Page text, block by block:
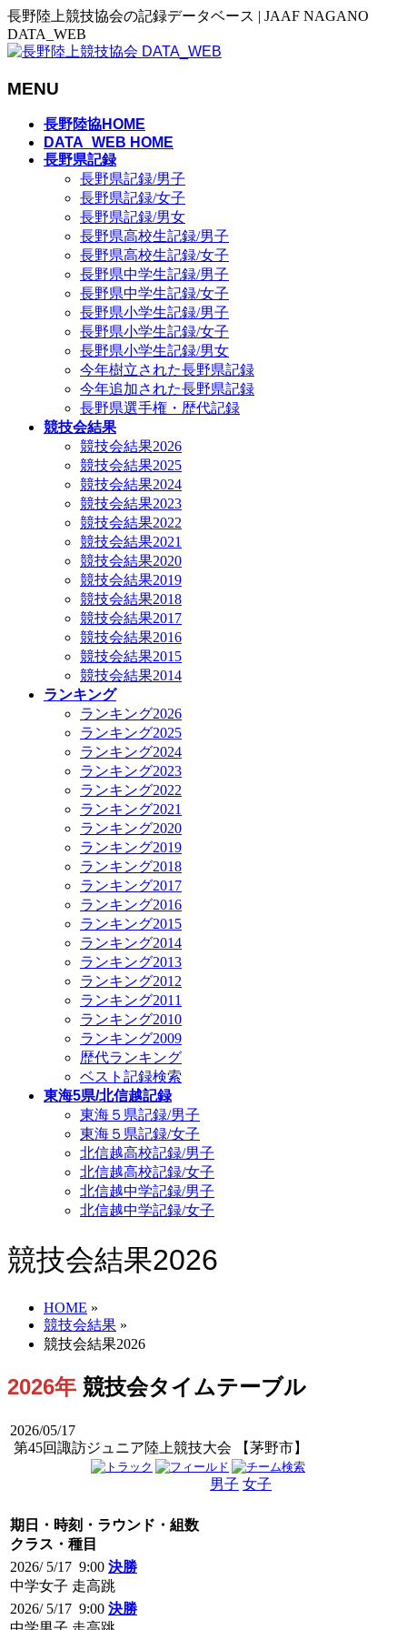
長野陸上競技協会の記録データベース | JAAF NAGANO
DATA_WEB
MENU
長野陸協HOME
DATA_WEB HOME
長野県記録
長野県記録/男子
長野県記録/女子
長野県記録/男女
長野県高校生記録/男子
長野県高校生記録/女子
長野県中学生記録/男子
長野県中学生記録/女子
長野県小学生記録/男子
長野県小学生記録/女子
長野県小学生記録/男女
今年樹立された長野県記録
今年追加された長野県記録
長野県選手権・歴代記録
競技会結果
競技会結果2026
競技会結果2025
競技会結果2024
競技会結果2023
競技会結果2022
競技会結果2021
競技会結果2020
競技会結果2019
競技会結果2018
競技会結果2017
競技会結果2016
競技会結果2015
競技会結果2014
ランキング
ランキング2026
ランキング2025
ランキング2024
ランキング2023
ランキング2022
ランキング2021
ランキング2020
ランキング2019
ランキング2018
ランキング2017
ランキング2016
ランキング2015
ランキング2014
ランキング2013
ランキング2012
ランキング2011
ランキング2010
ランキング2009
歴代ランキング
ベスト記録検索
東海5県/北信越記録
東海５県記録/男子
東海５県記録/女子
北信越高校記録/男子
北信越高校記録/女子
北信越中学記録/男子
北信越中学記録/女子
競技会結果2026
HOME »
競技会結果 »
競技会結果2026
2026年 競技会タイムテーブル
2026/05/17
第45回諏訪ジュニア陸上競技大会 【茅野市】
男子 女子
期日・時刻・ラウンド・組数
クラス・種目
2026/ 5/17 9:00 決勝
中学女子 走高跳
2026/ 5/17 9:00 決勝